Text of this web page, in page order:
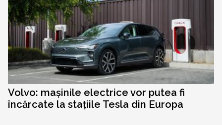
Volvo: mașinile electrice vor putea fi
încărcate la stațiile Tesla din Europa